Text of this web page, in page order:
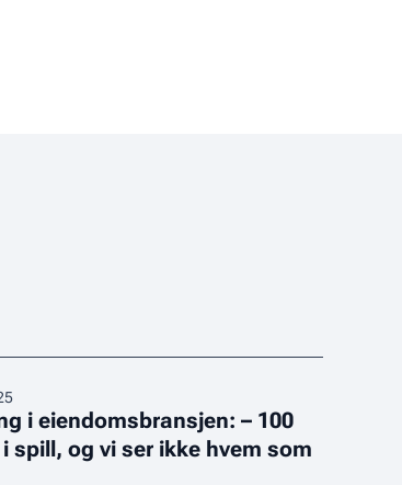
i eiendomsbransjen: – 100
spill, og vi ser ikke hvem som